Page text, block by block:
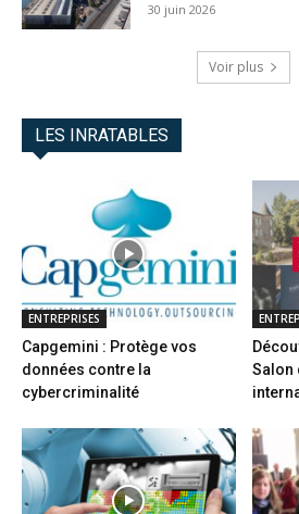
30 juin 2026
Voir plus
LES INRATABLES
ENTREPRISES
Capgemini : Protège vos
données contre la
cybercriminalité
Salon